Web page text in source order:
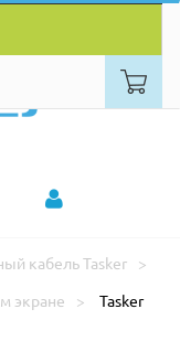
кабель Tasker
экране
Tasker